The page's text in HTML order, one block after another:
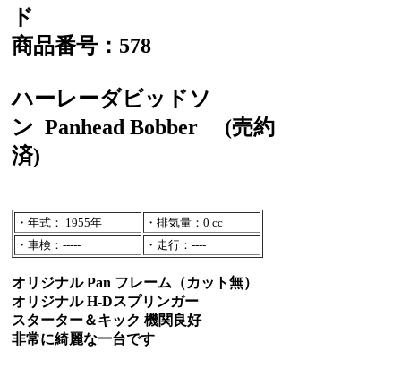
ド
商品番号：578
ハーレーダビッドソ
ン Panhead Bobber
(売約
済)
・年式： 1955年
・排気量：0 cc
・車検：-----
・走行：----
オリジナル Pan フレーム（カット無）
オリジナル H-Dスプリンガー
スターター＆キック 機関良好
非常に綺麗な一台です